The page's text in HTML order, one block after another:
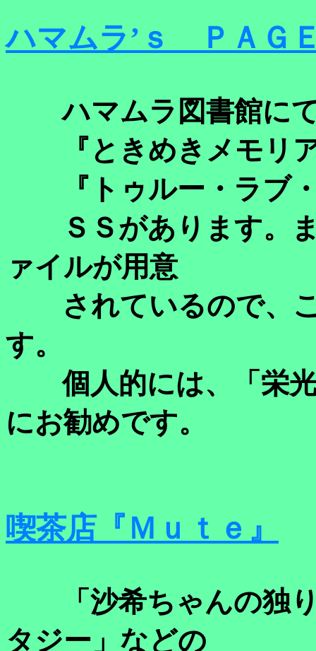
ハマムラ’ｓ ＰＡＧ
ハマムラ図書館に
『ときめきメモリア
『トゥルー・ラブ・
ＳＳがあります。ま
ァイルが用意
されているので、こ
す。
個人的には、「栄光
にお勧めです。
喫茶店『Ｍｕｔｅ』
「沙希ちゃんの独り
タジー」などの